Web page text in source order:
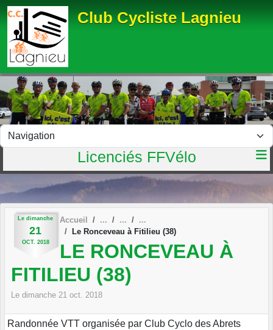
Club Cycliste Lagnieu
Licenciés FFVélo
Le dimanche
21
OCT. 2018
Accueil
Le Ronceveau à Fitilieu (38)
LE RONCEVEAU À
FITILIEU (38)
Le dimanche 21 oct. 2018
Randonnée VTT organisée par Club Cyclo des Abrets
Panneau de gestion des cookies